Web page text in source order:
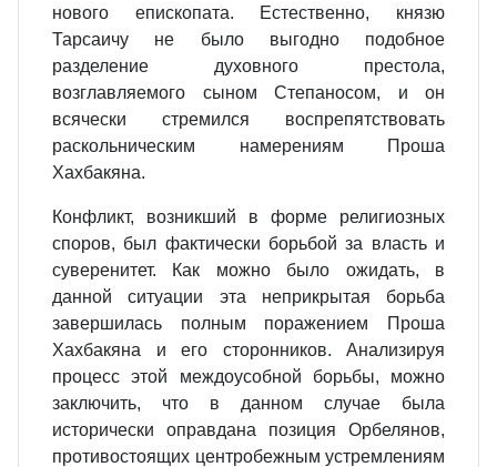
нового епископата. Естественно, князю
Тарсаичу не было выгодно подобное
разделение духовного престола,
возглавляемого сыном Степаносом, и он
всячески стремился воспрепятствовать
раскольническим намерениям Проша
Хахбакяна.
Конфликт, возникший в форме религиозных
споров, был фактически борьбой за власть и
суверенитет. Как можно было ожидать, в
данной ситуации эта неприкрытая борьба
завершилась полным поражением Проша
Хахбакяна и его сторонников. Анализируя
процесс этой междоусобной борьбы, можно
заключить, что в данном случае была
исторически оправдана позиция Орбелянов,
противостоящих центробежным устремлениям